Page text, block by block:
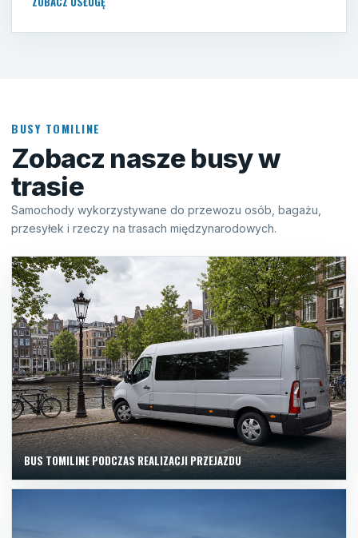
BUSY TOMILINE
Zobacz nasze busy w
trasie
Samochody wykorzystywane do przewozu osób, bagażu,
przesyłek i rzeczy na trasach międzynarodowych.
BUS TOMILINE PODCZAS REALIZACJI PRZEJAZDU